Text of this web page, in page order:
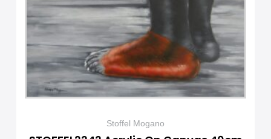
Stoffel Mogano